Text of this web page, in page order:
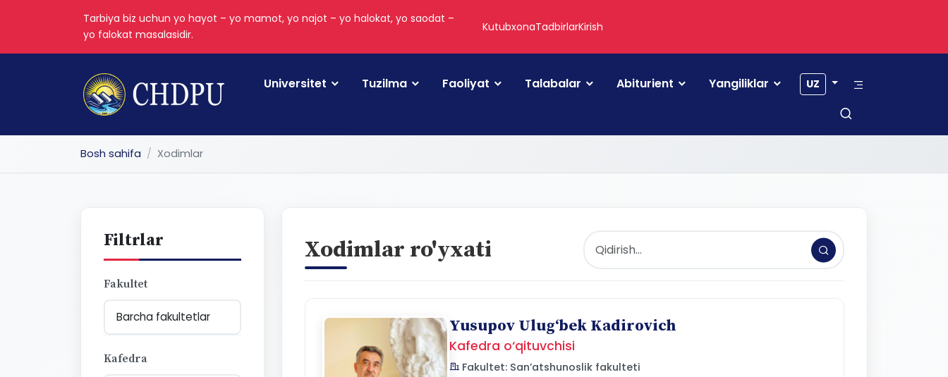
Tarbiya biz uchun yo hayot – yo mamot, yo najot – yo halokat, yo saodat –
yo falokat masalasidir.
KutubxonaTadbirlarKirish
Universitet Tuzilma Faoliyat Talabalar Abiturient Yangiliklar UZ
Bosh sahifa Xodimlar
Filtrlar
Fakultet
Kafedra
Xodimlar ro'yxati
Yusupov Ulug‘bek Kadirovich
Kafedra o‘qituvchisi
Fakultet: San’atshunoslik fakulteti